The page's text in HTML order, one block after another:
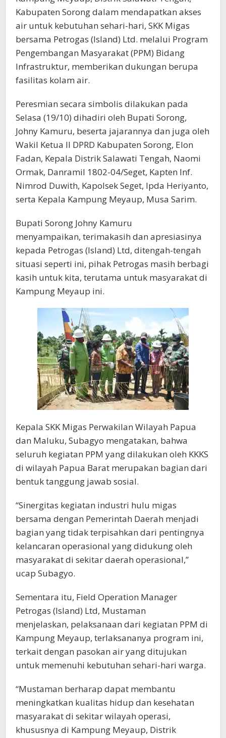
Kabupaten Sorong dalam mendapatkan akses
air untuk kebutuhan sehari-hari, SKK Migas
bersama Petrogas (Island) Ltd. melalui Program
Pengembangan Masyarakat (PPM) Bidang
Infrastruktur, memberikan dukungan berupa
fasilitas kolam air.
Peresmian secara simbolis dilakukan pada
Selasa (19/10) dihadiri oleh Bupati Sorong,
Johny Kamuru, beserta jajarannya dan juga oleh
Wakil Ketua II DPRD Kabupaten Sorong, Elon
Fadan, Kepala Distrik Salawati Tengah, Naomi
Ormak, Danramil 1802-04/Seget, Kapten Inf.
Nimrod Duwith, Kapolsek Seget, Ipda Heriyanto,
serta Kepala Kampung Meyaup, Musa Sarim.
Bupati Sorong Johny Kamuru
menyampaikan, terimakasih dan apresiasinya
kepada Petrogas (Island) Ltd, ditengah-tengah
situasi seperti ini, pihak Petrogas masih berbagi
kasih untuk kita, terutama untuk masyarakat di
Kampung Meyaup ini.
Kepala SKK Migas Perwakilan Wilayah Papua
dan Maluku, Subagyo mengatakan, bahwa
seluruh kegiatan PPM yang dilakukan oleh KKKS
di wilayah Papua Barat merupakan bagian dari
bentuk tanggung jawab sosial.
“Sinergitas kegiatan industri hulu migas
bersama dengan Pemerintah Daerah menjadi
bagian yang tidak terpisahkan dari pentingnya
kelancaran operasional yang didukung oleh
masyarakat di sekitar daerah operasional,”
ucap Subagyo.
Sementara itu, Field Operation Manager
Petrogas (Island) Ltd, Mustaman
menjelaskan, pelaksanaan dari kegiatan PPM di
Kampung Meyaup, terlaksananya program ini,
terkait dengan pasokan air yang ditujukan
untuk memenuhi kebutuhan sehari-hari warga.
“Mustaman berharap dapat membantu
meningkatkan kualitas hidup dan kesehatan
masyarakat di sekitar wilayah operasi,
khususnya di Kampung Meyaup, Distrik